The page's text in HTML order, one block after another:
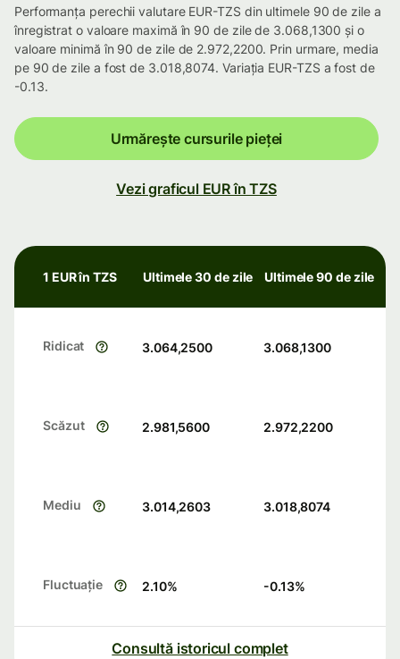
Performanța perechii valutare EUR-TZS din ultimele 90 de zile a
înregistrat o valoare maximă în 90 de zile de 3.068,1300 și o
valoare minimă în 90 de zile de 2.972,2200. Prin urmare, media
pe 90 de zile a fost de 3.018,8074. Variația EUR-TZS a fost de
-0.13.
Urmărește cursurile pieței
Vezi graficul EUR în TZS
1 EUR în TZS Ultimele 30 de zile Ultimele 90 de zile
Ridicat 3.064,2500 3.068,1300
Scăzut 2.981,5600 2.972,2200
Mediu 3.014,2603 3.018,8074
Fluctuație 2.10% -0.13%
Consultă istoricul complet